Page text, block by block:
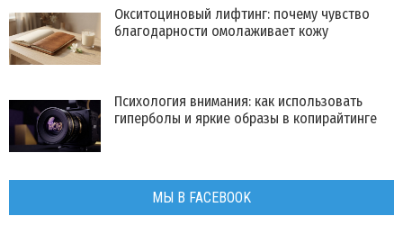
Окситоциновый лифтинг: почему чувство
благодарности омолаживает кожу
Психология внимания: как использовать
гиперболы и яркие образы в копирайтинге
МЫ В FACEBOOK